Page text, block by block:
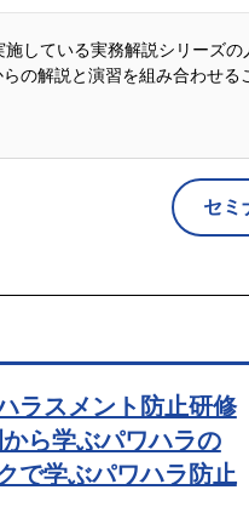
に基づく場合を除き、取得し
で、個人情報の取扱いを委託
業者を選択し、同事業者を監
問い合わせ窓口について
が保有する開示対象個人情報
（「開示等」といいます。）
の注意事項
提供することは任意となりま
している実務解説シリーズの
の解説と演習を組み合わせ
セミ
ラスメント防止研修
ら学ぶパワハラの
で学ぶパワハラ防止